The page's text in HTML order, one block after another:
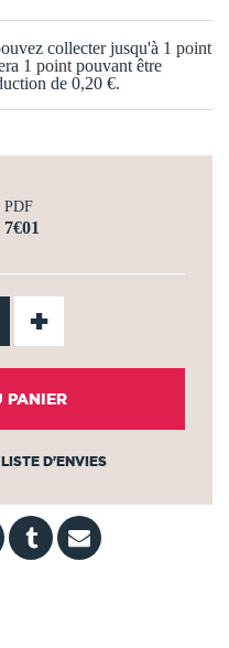
collecter jusqu'à 1 point
1 point pouvant être
de 0,20 €.
PDF
7€01
+
PANIER
D'ENVIES